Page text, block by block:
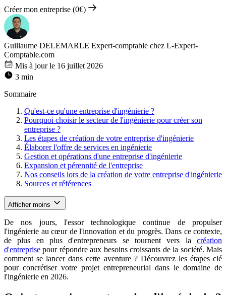
Créer mon entreprise (0€)
Guillaume DELEMARLE Expert-comptable chez L-Expert-
Comptable.com
Mis à jour le 16 juillet 2026
3 min
Sommaire
Qu'est-ce qu'une entreprise d'ingénierie ?
Pourquoi choisir le secteur de l'ingénierie pour créer son
entreprise ?
Les étapes de création de votre entreprise d'ingénierie
Élaborer l'offre de services en ingénierie
Gestion et opérations d'une entreprise d'ingénierie
Expansion et pérennité de l'entreprise
Nos conseils lors de la création de votre entreprise d'ingénierie
Sources et références
Afficher moins
De nos jours, l'essor technologique continue de propulser
l'ingénierie au cœur de l'innovation et du progrès. Dans ce contexte,
de plus en plus d'entrepreneurs se tournent vers la création
d'entreprise pour répondre aux besoins croissants de la société. Mais
comment se lancer dans cette aventure ? Découvrez les étapes clé
pour concrétiser votre projet entrepreneurial dans le domaine de
l'ingénierie en 2026.